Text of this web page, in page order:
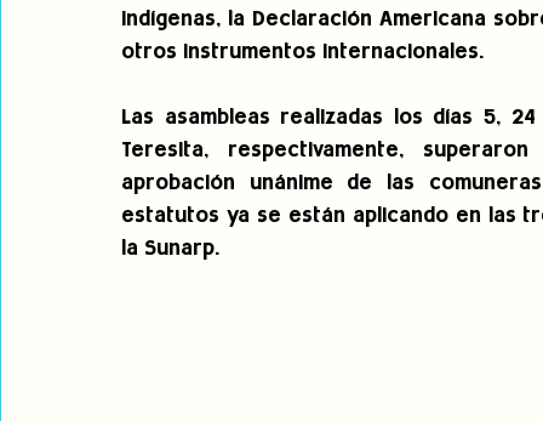
Indígenas, la Declaración Americana
otros instrumentos internacionales.
Las asambleas realizadas los días 5,
Teresita, respectivamente,
aprobación unánime de las
estatutos ya se están aplicando en las
la Sunarp.